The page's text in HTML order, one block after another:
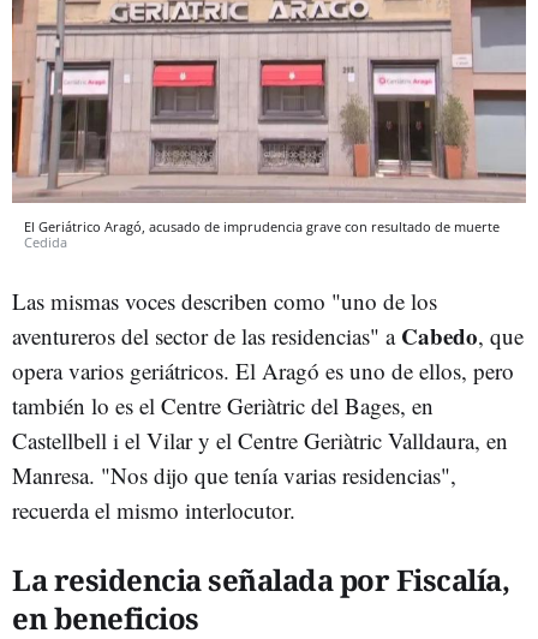
El Geriátrico Aragó, acusado de imprudencia grave con resultado de muerte
Cedida
Las mismas voces describen como "uno de los
aventureros del sector de las residencias" a Cabedo, que
opera varios geriátricos. El Aragó es uno de ellos, pero
también lo es el Centre Geriàtric del Bages, en
Castellbell i el Vilar y el Centre Geriàtric Valldaura, en
Manresa. "Nos dijo que tenía varias residencias",
recuerda el mismo interlocutor.
La residencia señalada por Fiscalía,
en beneficios